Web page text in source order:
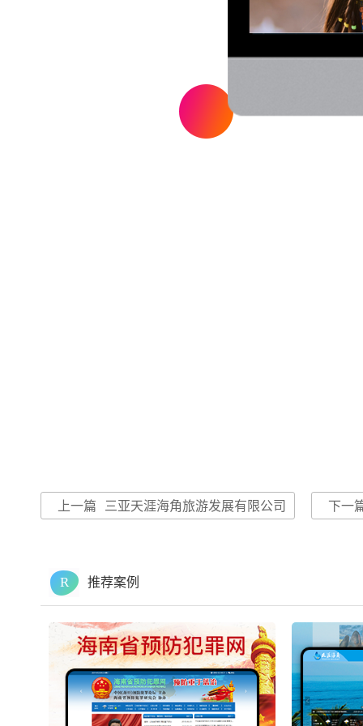
上一篇 三亚天涯海角旅游发展有限公司 下一
R 推荐案例